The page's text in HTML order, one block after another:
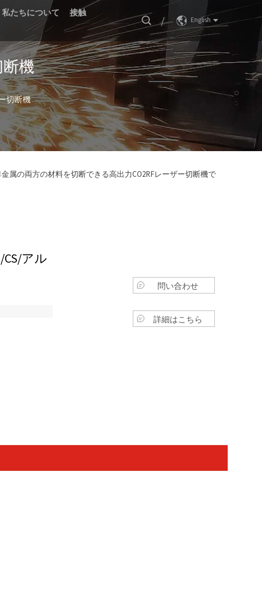
私たちについて
接触
/ English
機
切断機
属の両方の材料を切断できる高出力CO2RFレーザー切断機で
アル
問い合わせ
詳細はこちら